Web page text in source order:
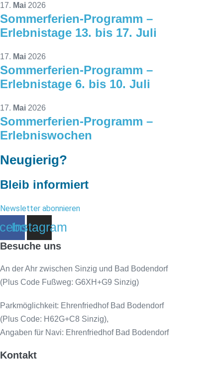
17. Mai 2026
Sommerferien-Programm –
Erlebnistage 13. bis 17. Juli
17. Mai 2026
Sommerferien-Programm –
Erlebnistage 6. bis 10. Juli
17. Mai 2026
Sommerferien-Programm –
Erlebniswochen
Neugierig?
Bleib informiert
Newsletter abonnieren
Instagram
Besuche uns
An der Ahr zwischen Sinzig und Bad Bodendorf
(Plus Code Fußweg: G6XH+G9 Sinzig)
Parkmöglichkeit: Ehrenfriedhof Bad Bodendorf
(Plus Code: H62G+C8 Sinzig),
Angaben für Navi: Ehrenfriedhof Bad Bodendorf
Kontakt